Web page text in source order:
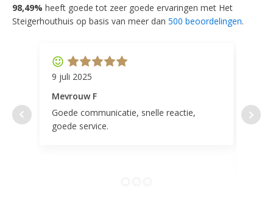
98,49% heeft goede tot zeer goede ervaringen met Het
Steigerhouthuis op basis van meer dan 500 beoordelingen.
9 juli 2025
Mevrouw F
Goede communicatie, snelle reactie,
goede service.
door